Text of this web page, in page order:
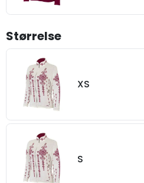
Størrelse
XS
S